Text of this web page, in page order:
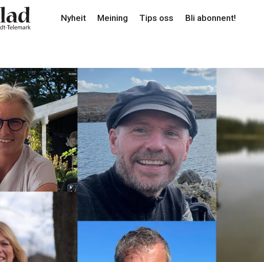
Nyheit Meining Tips oss Bli abonnent!